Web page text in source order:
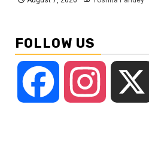
FOLLOW US
Facebook Instagram